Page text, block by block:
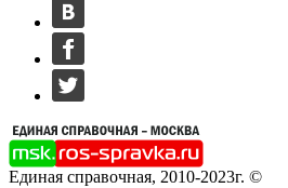
Единая справочная, 2010-2023г. ©